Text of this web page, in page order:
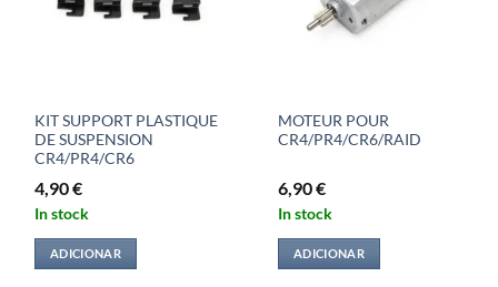
KIT SUPPORT PLASTIQUE
DE SUSPENSION
CR4/PR4/CR6
4,90€
In stock
ADICIONAR
MOTEUR POUR
CR4/PR4/CR6/RAID
6,90€
In stock
ADICIONAR